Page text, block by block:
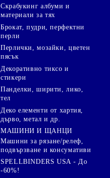
Скрабукинг албуми и
материали за тях
Брокат, пудри, перфектни
перли
Перлички, мозайки, цветен
пясък
Декоративно тиксо и
стикери
Панделки, ширити, лико,
тел
Деко елементи от хартия,
дърво, метал и др.
МАШИНИ И ЩАНЦИ
Машини за рязане/релеф,
подвързване и консумативи
SPELLBINDERS USA - До
-60%!